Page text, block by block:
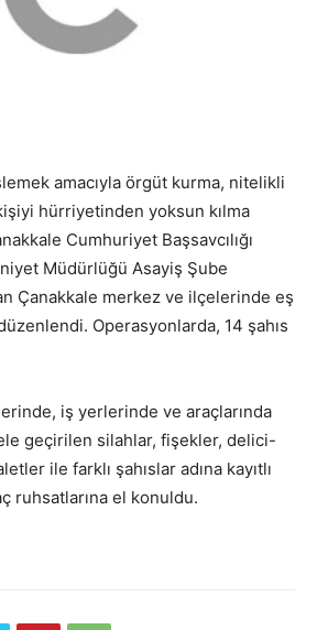
amacıyla örgüt kurma, nitelikli
hürriyetinden yoksun kılma
Cumhuriyet Başsavcılığı
Müdürlüğü Asayiş Şube
Çanakkale merkez ve ilçelerinde eş
Operasyonlarda, 14 şahıs
iş yerlerinde ve araçlarında
geçirilen silahlar, fişekler, delici-
ile farklı şahıslar adına kayıtlı
ruhsatlarına el konuldu.